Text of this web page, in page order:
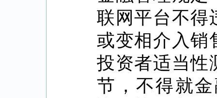
联网平台不得
或变相介入销
投资者适当性
节，不得就